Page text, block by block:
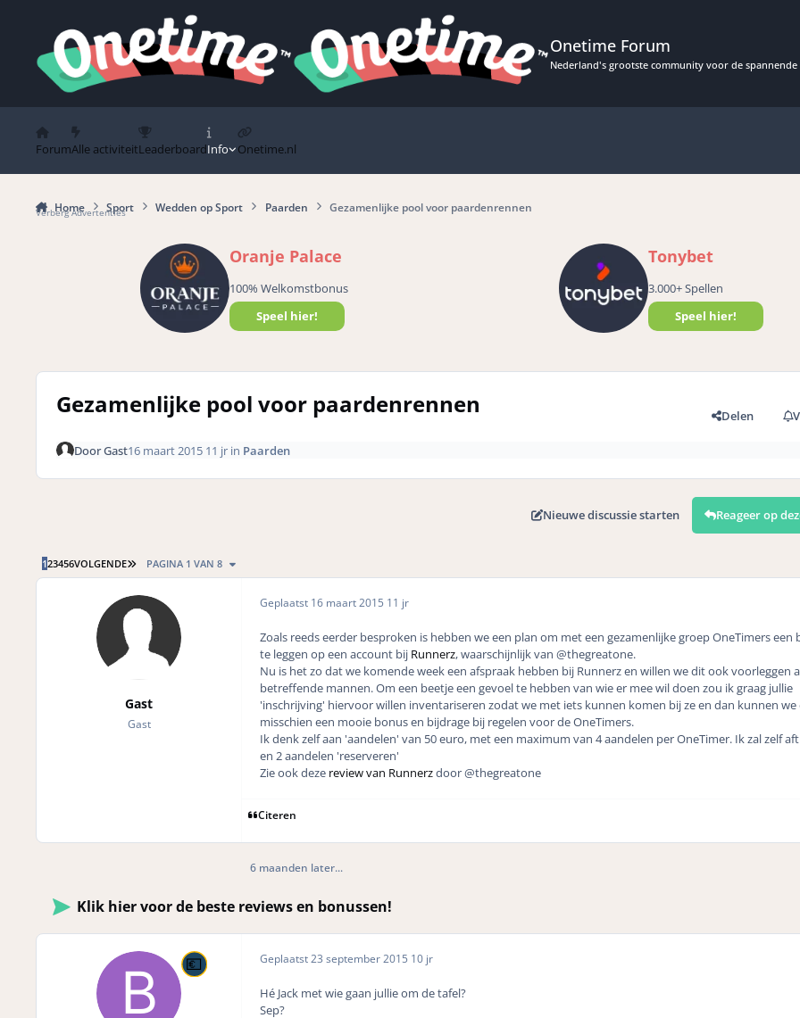
Onetime Forum
Nederland's grootste community voor de spannende
ForumAlle activiteitLeaderboardInfo Onetime.nl
Home Sport Wedden op Sport Paarden Gezamenlijke pool voor paardenrennen
Verberg Advertenties
Oranje Palace
100% Welkomstbonus
Speel hier!
Tonybet
3.000+ Spellen
Speel hier!
Gezamenlijke pool voor paardenrennen Delen
DoorGast16 maart 2015 11 jrin Paarden
Nieuwe discussie starten Reageer op
123456VOLGENDE LAATSTE PAGINA
PAGINA 1 VAN 8
Gast
Gast
Geplaatst 16 maart 2015 11 jr
Zoals reeds eerder besproken is hebben we een plan om met een gezamenlijke groep OneTimers een
te leggen op een account bij Runnerz, waarschijnlijk van @thegreatone.
Nu is het zo dat we komende week een afspraak hebben bij Runnerz en willen we dit ook voorleggen
betreffende mannen. Om een beetje een gevoel te hebben van wie er mee wil doen zou ik graag jullie
'inschrijving' hiervoor willen inventariseren zodat we met iets kunnen komen bij ze en dan kunnen we
misschien een mooie bonus en bijdrage bij regelen voor de OneTimers.
Ik denk zelf aan 'aandelen' van 50 euro, met een maximum van 4 aandelen per OneTimer. Ik zal zelf
en 2 aandelen 'reserveren'
Zie ook deze review van Runnerzdoor @thegreatone
Citeren
6 maanden later...
Klik hier voor de beste reviews en bonussen!
Geplaatst23 september 2015 10 jr
Hé Jack met wie gaan jullie om de tafel?
Sep?